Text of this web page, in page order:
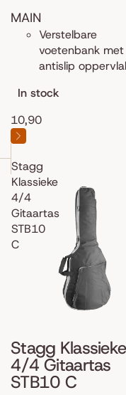
MAIN
Verstelbare
voetenbank met
antislip
In stock
10,90
Stagg
Klassieke
4/4
Gitaartas
STB10
C
Stagg Klassieke
4/4 Gitaartas
STB10 C